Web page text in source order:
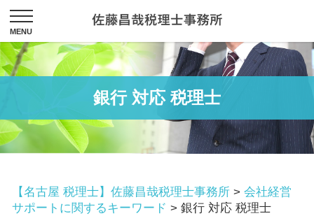
銀行 対応 税理士
【名古屋 税理士】佐藤昌哉税理士事務所 > 会社経営
サポートに関するキーワード > 銀行 対応 税理士